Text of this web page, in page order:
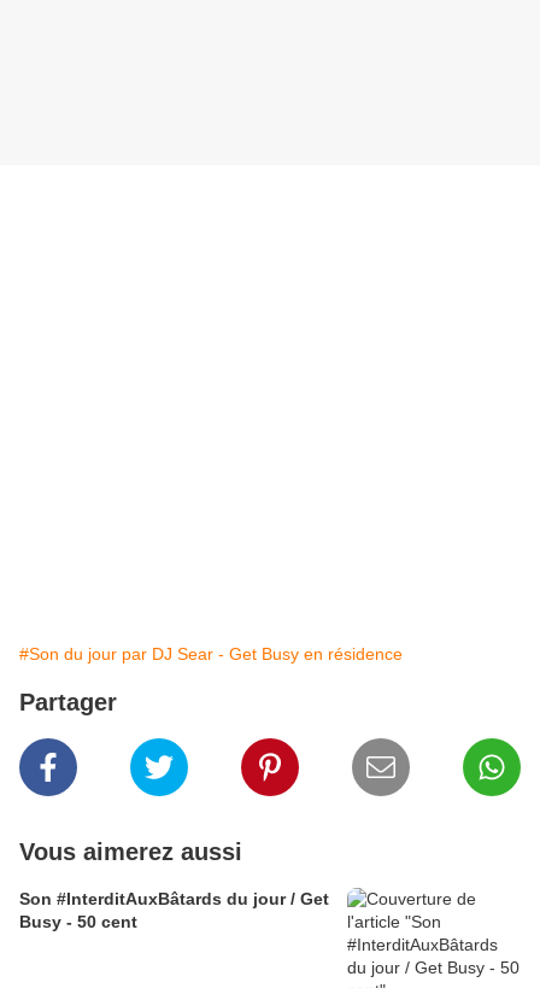
#Son du jour par DJ Sear - Get Busy en résidence
Partager
Vous aimerez aussi
Son #InterditAuxBâtards du jour / Get
Busy - 50 cent